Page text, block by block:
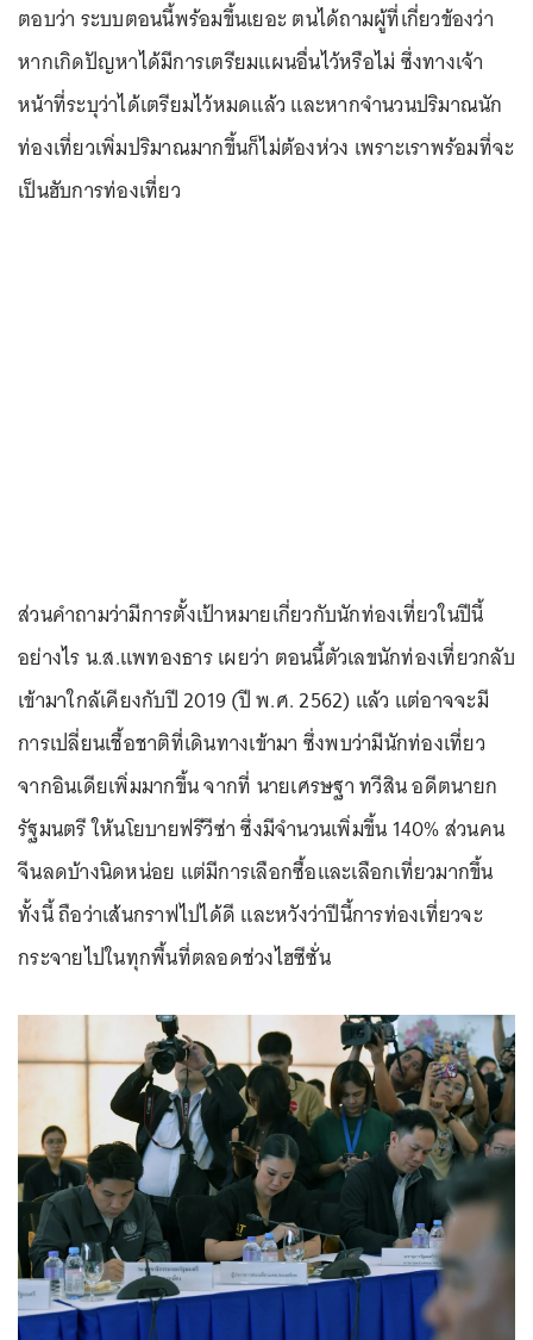
ตอบว่า ระบบตอนนี้พร้อมขึ้นเยอะ ตนได้ถามผู้ที่เกี่ยวข้องว่า
หากเกิดปัญหาได้มีการเตรียมแผนอื่นไว้หรือไม่ ซึ่งทางเจ้า
หน้าที่ระบุว่าได้เตรียมไว้หมดแล้ว และหากจำนวนปริมาณนัก
ท่องเที่ยวเพิ่มปริมาณมากขึ้นก็ไม่ต้องห่วง เพราะเราพร้อมที่จะ
เป็นฮับการท่องเที่ยว
ส่วนคำถามว่ามีการตั้งเป้าหมายเกี่ยวกับนักท่องเที่ยวในปีนี้
อย่างไร น.ส.แพทองธาร เผยว่า ตอนนี้ตัวเลขนักท่องเที่ยวกลับ
เข้ามาใกล้เคียงกับปี 2019 (ปี พ.ศ. 2562) แล้ว แต่อาจจะมี
การเปลี่ยนเชื้อชาติที่เดินทางเข้ามา ซึ่งพบว่ามีนักท่องเที่ยว
จากอินเดียเพิ่มมากขึ้น จากที่ นายเศรษฐา ทวีสิน อดีตนายก
รัฐมนตรี ให้นโยบายฟรีวีซ่า ซึ่งมีจำนวนเพิ่มขึ้น 140% ส่วนคน
จีนลดบ้างนิดหน่อย แต่มีการเลือกซื้อและเลือกเที่ยวมากขึ้น
ทั้งนี้ ถือว่าเส้นกราฟไปได้ดี และหวังว่าปีนี้การท่องเที่ยวจะ
กระจายไปในทุกพื้นที่ตลอดช่วงไฮซีซั่น